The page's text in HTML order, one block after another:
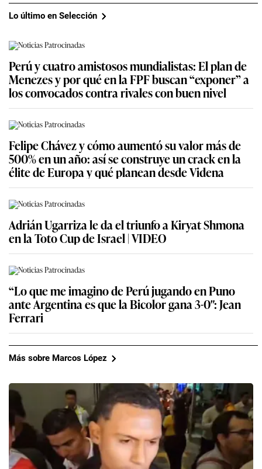
Lo último en Selección
Perú y cuatro amistosos mundialistas: El plan de
Menezes y por qué en la FPF buscan “exponer” a
los convocados contra rivales con buen nivel
Felipe Chávez y cómo aumentó su valor más de
500% en un año: así se construye un crack en la
élite de Europa y qué planean desde Videna
Adrián Ugarriza le da el triunfo a Kiryat Shmona
en la Toto Cup de Israel | VIDEO
“Lo que me imagino de Perú jugando en Puno
ante Argentina es que la Bicolor gana 3-0″: Jean
Ferrari
Más sobre Marcos López